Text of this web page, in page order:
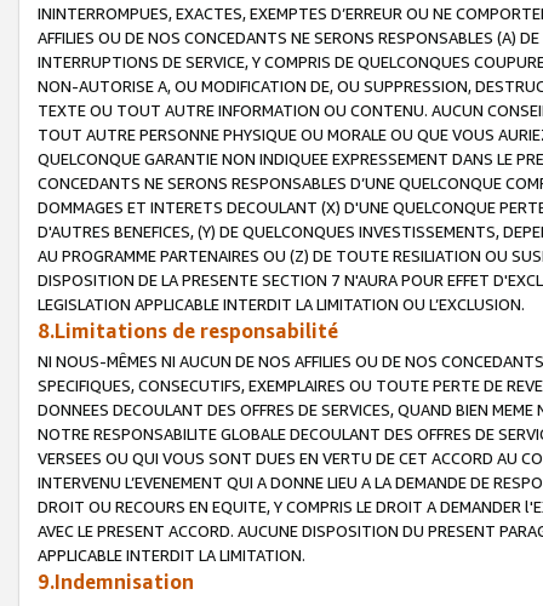
ININTERROMPUES, EXACTES, EXEMPTES D’ERREUR OU NE
AFFILIES OU DE NOS CONCEDANTS NE SERONS RESPONSABLES (A)
INTERRUPTIONS DE SERVICE, Y COMPRIS DE QUELCONQUES
NON-AUTORISE A, OU MODIFICATION DE, OU SUPPRESSION,
TEXTE OU TOUT AUTRE INFORMATION OU CONTENU. AUCUN
TOUT AUTRE PERSONNE PHYSIQUE OU MORALE OU QUE VOUS
QUELCONQUE GARANTIE NON INDIQUEE EXPRESSEMENT DANS LE
CONCEDANTS NE SERONS RESPONSABLES D’UNE QUELCONQUE
DOMMAGES ET INTERETS DECOULANT (X) D'UNE QUELCONQUE
D'AUTRES BENEFICES, (Y) DE QUELCONQUES INVESTISSEMENTS,
AU PROGRAMME PARTENAIRES OU (Z) DE TOUTE RESILIATION OU
DISPOSITION DE LA PRESENTE SECTION 7 N'AURA POUR EFFET
LEGISLATION APPLICABLE INTERDIT LA LIMITATION OU L’EXCLUSION.
8.Limitations de responsabilité
NI NOUS-MÊMES NI AUCUN DE NOS AFFILIES OU DE NOS
SPECIFIQUES, CONSECUTIFS, EXEMPLAIRES OU TOUTE PERTE DE
DONNEES DECOULANT DES OFFRES DE SERVICES, QUAND BIEN
NOTRE RESPONSABILITE GLOBALE DECOULANT DES OFFRES DE
VERSEES OU QUI VOUS SONT DUES EN VERTU DE CET ACCORD AU
INTERVENU L’EVENEMENT QUI A DONNE LIEU A LA DEMANDE DE
DROIT OU RECOURS EN EQUITE, Y COMPRIS LE DROIT A DEMANDER
AVEC LE PRESENT ACCORD. AUCUNE DISPOSITION DU PRESENT
APPLICABLE INTERDIT LA LIMITATION.
9.Indemnisation